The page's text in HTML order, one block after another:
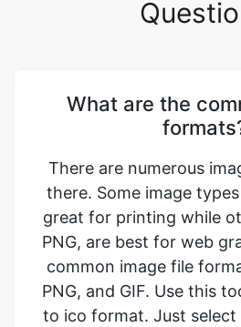
What are the
there. Some image types
great for printing while
PNG, are best for web
common image file
PNG, and GIF. Use this
to ico format. Just
want to convert to,
Your image will be
you can download the